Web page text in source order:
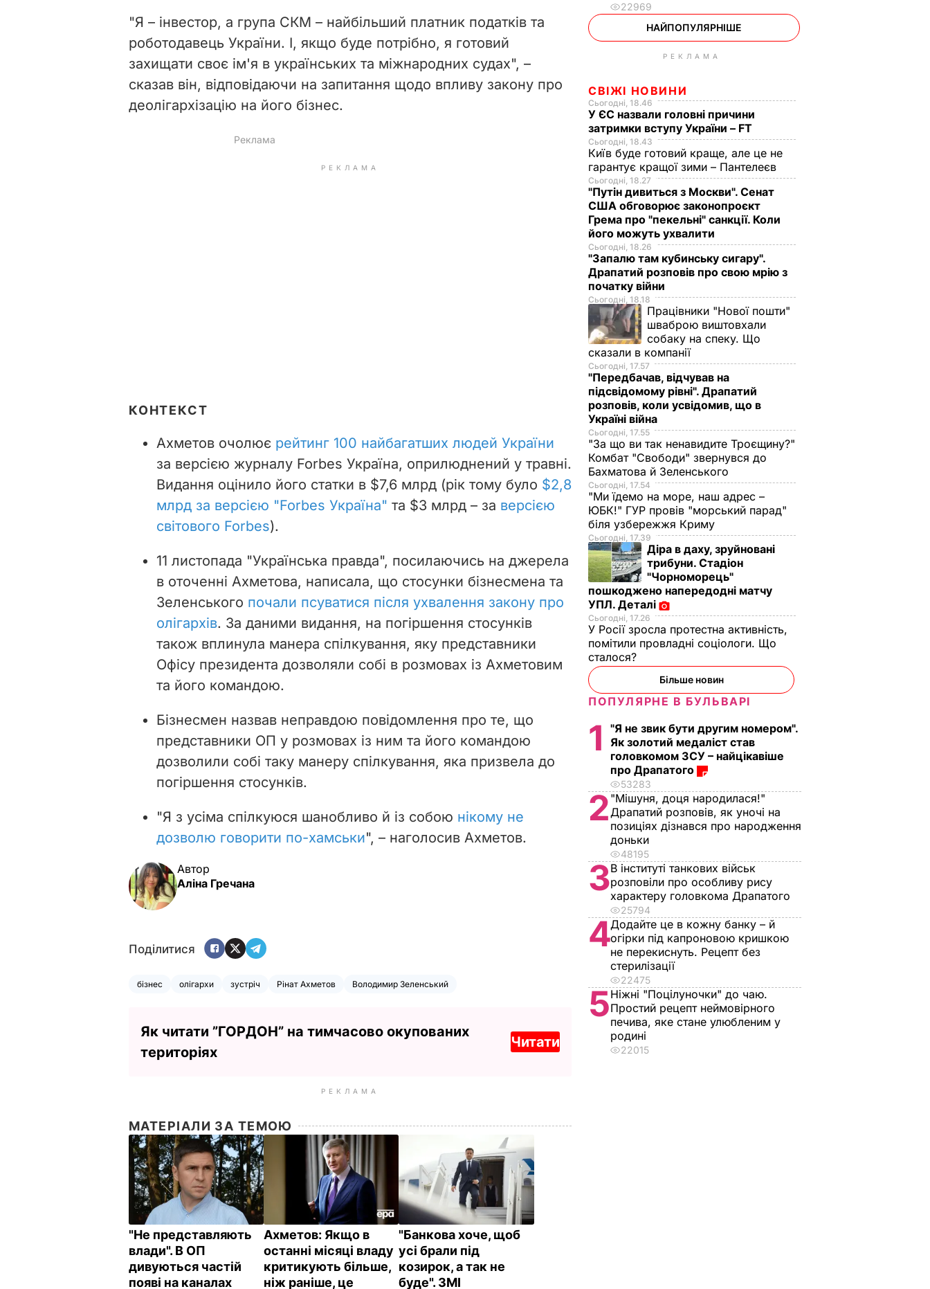
"Я – інвестор, а група СКМ – найбільший платник податків та
роботодавець України. І, якщо буде потрібно, я готовий
захищати своє ім'я в українських та міжнародних судах", –
сказав він, відповідаючи на запитання щодо впливу закону про
деолігархізацію на його бізнес.
РЕКЛАМА
КОНТЕКСТ
Ахметов очолює рейтинг 100 найбагатших людей України
за версією журналу Forbes Україна, оприлюднений у травні.
Видання оцінило його статки в $7,6 млрд (рік тому було $2,8
млрд за версією "Forbes Україна" та $3 млрд – за версією
світового Forbes).
11 листопада "Українська правда", посилаючись на джерела
в оточенні Ахметова, написала, що стосунки бізнесмена та
Зеленського почали псуватися після ухвалення закону про
олігархів. За даними видання, на погіршення стосунків
також вплинула манера спілкування, яку представники
Офісу президента дозволяли собі в розмовах із Ахметовим
та його командою.
Бізнесмен назвав неправдою повідомлення про те, що
представники ОП у розмовах із ним та його командою
дозволили собі таку манеру спілкування, яка призвела до
погіршення стосунків.
"Я з усіма спілкуюся шанобливо й із собою нікому не
дозволю говорити по-хамськи", – наголосив Ахметов.
Автор
Аліна Гречана
Поділитися
бізнес олігархи зустріч Рінат Ахметов Володимир Зеленський
Як читати ”ГОРДОН” на тимчасово окупованих
територіях
Читати
РЕКЛАМА
МАТЕРІАЛИ ЗА ТЕМОЮ
"Не представляють
влади". В ОП
дивуються частій
появі на каналах
Ахметов: Якщо в
останні місяці владу
критикують більше,
ніж раніше, це
"Банкова хоче, щоб
усі брали під
козирок, а так не
буде". ЗМІ
22969
НАЙПОПУЛЯРНІШЕ
РЕКЛАМА
СВІЖІ НОВИНИ
Сьогодні, 18.46
У ЄС назвали головні причини
затримки вступу України – FT
Сьогодні, 18.43
Київ буде готовий краще, але це не
гарантує кращої зими – Пантелеєв
Сьогодні, 18.27
"Путін дивиться з Москви". Сенат
США обговорює законопроєкт
Грема про "пекельні" санкції. Коли
його можуть ухвалити
Сьогодні, 18.26
"Запалю там кубинську сигару".
Драпатий розповів про свою мрію з
початку війни
Сьогодні, 18.18
Працівники "Нової пошти"
шваброю виштовхали
собаку на спеку. Що
сказали в компанії
Сьогодні, 17.57
"Передбачав, відчував на
підсвідомому рівні". Драпатий
розповів, коли усвідомив, що в
Україні війна
Сьогодні, 17.55
"За що ви так ненавидите Троєщину?"
Комбат "Свободи" звернувся до
Бахматова й Зеленського
Сьогодні, 17.54
"Ми їдемо на море, наш адрес –
ЮБК!" ГУР провів "морський парад"
біля узбережжя Криму
Сьогодні, 17.39
Діра в даху, зруйновані
трибуни. Стадіон
"Чорноморець"
пошкоджено напередодні матчу
УПЛ. Деталі
Сьогодні, 17.26
У Росії зросла протестна активність,
помітили провладні соціологи. Що
сталося?
Більше новин
ПОПУЛЯРНЕ В БУЛЬВАРІ
1
"Я не звик бути другим номером".
Як золотий медаліст став
головкомом ЗСУ – найцікавіше
про Драпатого
53283
2 "Мішуня, доця народилася!"
Драпатий розповів, як уночі на
позиціях дізнався про народження
доньки
48195
3В інституті танкових військ
розповіли про особливу рису
характеру головкома Драпатого
25794
4Додайте це в кожну банку – й
огірки під капроновою кришкою
не перекиснуть. Рецепт без
стерилізації
22475
5Ніжні "Поцілуночки" до чаю.
Простий рецепт неймовірного
печива, яке стане улюбленим у
родині
22015